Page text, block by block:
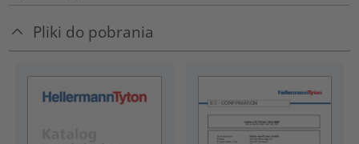
Pliki do pobrania